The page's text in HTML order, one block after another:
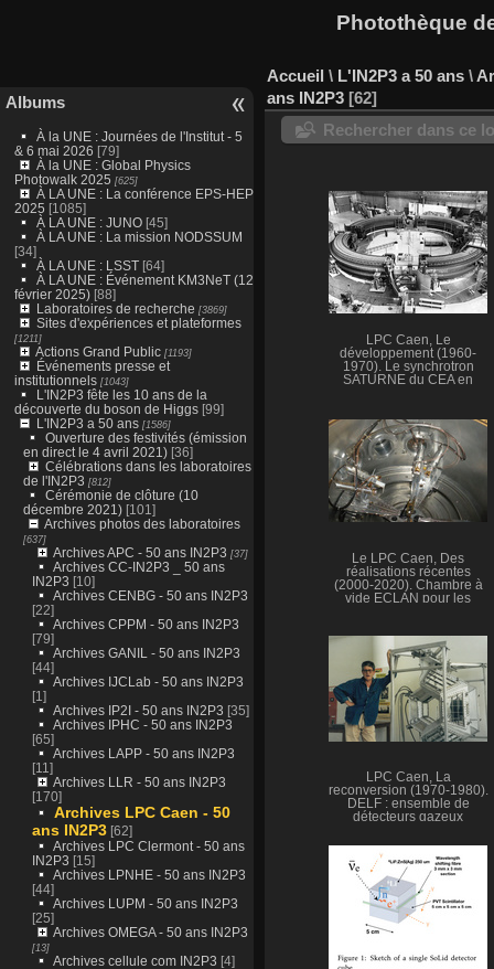
Photothèque
Albums
À la UNE : Journées de l'Institut - 5
& 6 mai 2026 [79]
À la UNE : Global Physics
Photowalk 2025 [625]
À LA UNE : La conférence EPS-HEP
2025 [1085]
À LA UNE : JUNO [45]
À LA UNE : La mission NODSSUM
[34]
À LA UNE : LSST[64]
À LA UNE : Événement KM3NeT (12
février 2025)[88]
Laboratoires de recherche [3869]
Sites d'expériences et plateformes
[1211]
Actions Grand Public[1193]
Événements presse et
institutionnels[1043]
L'IN2P3 fête les 10 ans de la
découverte du boson de Higgs[99]
L'IN2P3 a 50 ans[1586]
Ouverture des festivités (émission
en direct le 4 avril 2021)[36]
Célébrations dans les laboratoires
de l'IN2P3 [812]
Cérémonie de clôture (10
décembre 2021)[101]
Archives photos des laboratoires
[637]
Archives APC - 50 ans IN2P3 [37]
Archives CC-IN2P3 _ 50 ans
IN2P3 [10]
Archives CENBG - 50 ans IN2P3
[22]
Archives CPPM - 50 ans IN2P3
[79]
Archives GANIL - 50 ans IN2P3
[44]
Archives IJCLab - 50 ans IN2P3
[1]
Archives IP2I - 50 ans IN2P3 [35]
Archives IPHC - 50 ans IN2P3
[65]
Archives LAPP - 50 ans IN2P3
[11]
Archives LLR - 50 ans IN2P3
[170]
Archives LPC Caen - 50
ans IN2P3[62]
Archives LPC Clermont - 50 ans
IN2P3 [15]
Archives LPNHE - 50 ans IN2P3
[44]
Archives LUPM - 50 ans IN2P3
[25]
Archives OMEGA - 50 ans IN2P3
[13]
Archives cellule com IN2P3 [4]
Accueil \ L'IN2P3 a 50 ans \
ans IN2P3 62
Rechercher dans ce
LPC Caen, Le
développement (1960-
1970). Le synchrotron
SATURNE du CEA en
Le LPC Caen, Des
réalisations récentes
(2000-2020). Chambre à
vide ECLAN pour les
au GANIL.
LPC Caen, La
reconversion (1970-1980).
DELF : ensemble de
détecteurs gazeux
localisation) et chambres
d’ionisation identifiant les
noyaux lourds (Z > 30). (J.-
F. Lecolley)